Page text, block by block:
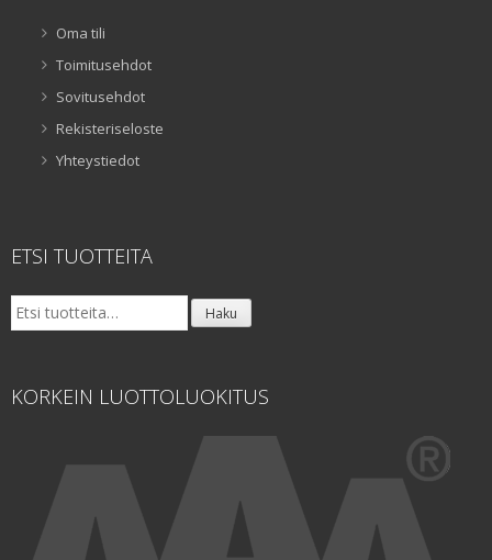
Oma tili
Toimitusehdot
Sovitusehdot
Rekisteriseloste
Yhteystiedot
ETSI TUOTTEITA
Etsi: Haku
KORKEIN LUOTTOLUOKITUS